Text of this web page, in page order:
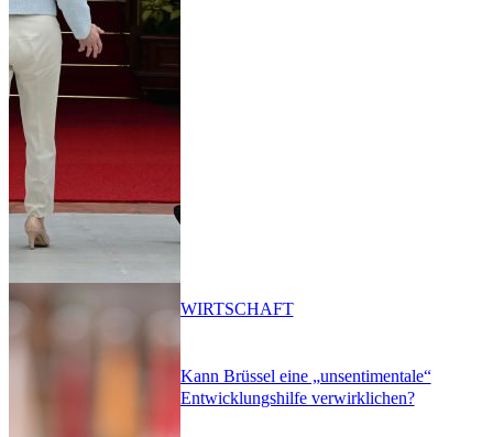
Kann Brüssel eine „unsentimentale“
Entwicklungshilfe verwirklichen?
WIRTSCHAFT